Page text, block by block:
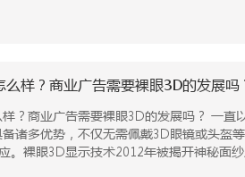
样？商业广告需要裸眼3D的发展吗
直以来，裸眼3D显示技术都是显示行业积极探索与追求的方向之一，作为一种较为新颖的创
诸多优势，不仅无需佩戴3D眼镜或头盔
。裸眼3D显示技术2012年被揭开神秘面
起小波涛过后，由于技术、价格等多方面